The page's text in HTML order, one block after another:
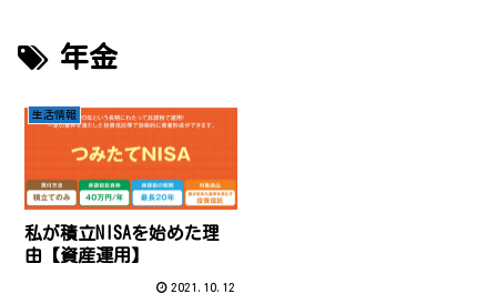
年金
生活情報
私が積立NISAを始めた理
由【資産運用】
2021.10.12